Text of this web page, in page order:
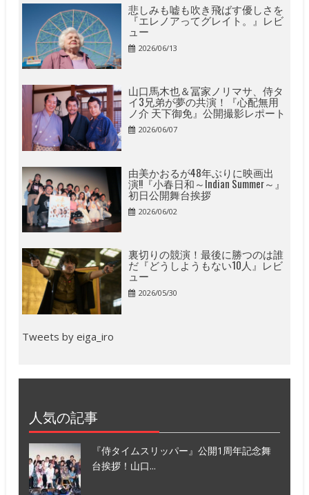
悲しみも嘘も吹き飛ばす優しさを
『エレノアってグレイト。』レビ
ュー
2026/06/13
山口馬木也＆冨家ノリマサ、侍タ
イ3兄弟が夢の共演！『心配無用
ノ介 天下御免』公開撮影レポート
2026/06/07
由美かおるが48年ぶりに映画出
演!!『小春日和～Indian Summer～』
初日公開舞台挨拶
2026/06/02
裏切りの競演！最後に勝つのは誰
だ『どうしようもない10人』レビ
ュー
2026/05/30
Tweets by eiga_iro
人気の記事
『侍タイムスリッパー』公開1周年記念舞
台挨拶！山口...